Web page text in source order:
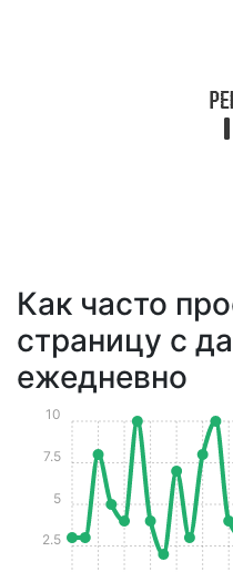
Как часто
страницу с
ежедневно
2.5
5
7.5
10